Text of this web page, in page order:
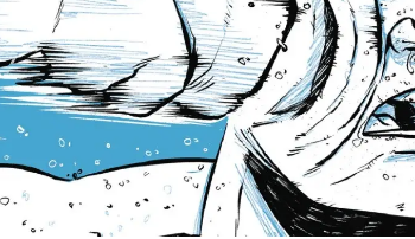
老友服“逐鹿中原”火爆上
线，回馈18年天下老头
一看
的